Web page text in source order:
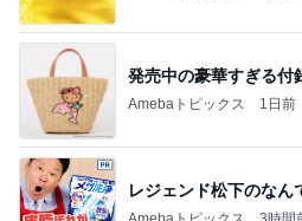
発売中の豪華すぎる付
Amebaトピックス 1日前
レジェンド松下のなん